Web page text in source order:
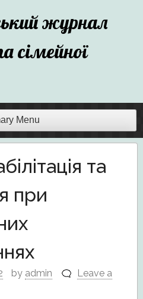
журнал
сімейної
Menu
та
при
by admin
Leave a